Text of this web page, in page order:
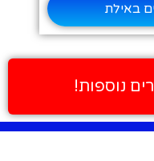
באילת
נוספות!